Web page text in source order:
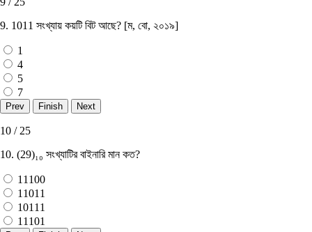
9. 1011 সংখ্যায় কয়টি বিট আছে? [ম, বাে, ২০১৯]
1
4
5
7
10 / 25
10. (29)₁₀ সংখ্যাটির বাইনারি মান কত?
11100
11011
10111
11101